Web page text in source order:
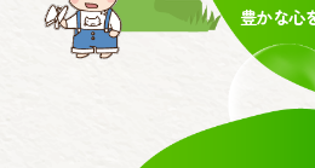
豊かな心